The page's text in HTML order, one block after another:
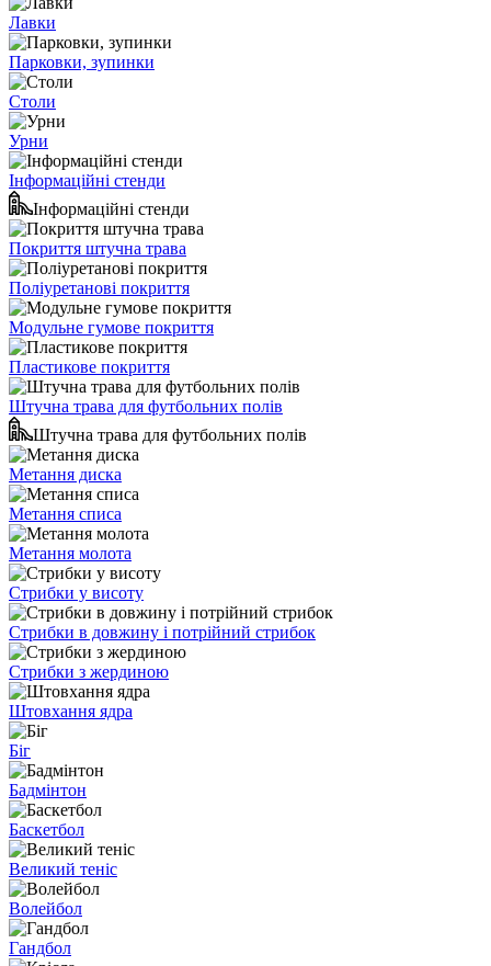
Лавки
Парковки, зупинки
Столи
Урни
Інформаційні стенди
Інформаційні стенди
Покриття штучна трава
Поліуретанові покриття
Модульне гумове покриття
Пластикове покриття
Штучна трава для футбольних полів
Штучна трава для футбольних полів
Метання диска
Метання списа
Метання молота
Стрибки у висоту
Стрибки в довжину і потрійний стрибок
Стрибки з жердиною
Штовхання ядра
Біг
Бадмінтон
Баскетбол
Великий теніс
Волейбол
Гандбол